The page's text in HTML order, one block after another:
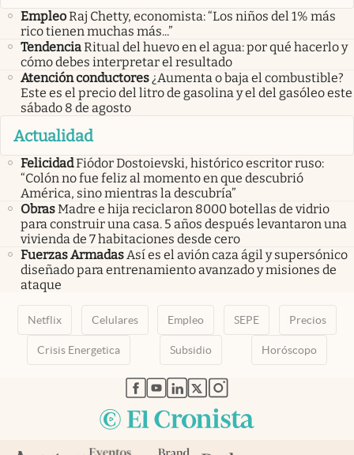
EmpleoRaj Chetty, economista: “Los niños del 1% más
rico tienen muchas más...”
TendenciaRitual del huevo en el agua: por qué hacerlo y
cómo debes interpretar el resultado
Atención conductores¿Aumenta o baja el combustible?
Este es el precio del litro de gasolina y el del gasóleo este
sábado 8 de agosto
Actualidad
FelicidadFiódor Dostoievski, histórico escritor ruso:
“Colón no fue feliz al momento en que descubrió
América, sino mientras la descubría”
ObrasMadre e hija reciclaron 8000 botellas de vidrio
para construir una casa. 5 años después levantaron una
vivienda de 7 habitaciones desde cero
Fuerzas ArmadasAsí es el avión caza ágil y supersónico
diseñado para entrenamiento avanzado y misiones de
ataque
Netflix Celulares Empleo SEPE Precios
Crisis Energetica Subsidio Horóscopo
abre en nueva pestaña
abre en nueva pestaña
abre en nueva pestaña
abre en nueva pestaña
abre en nueva pestaña